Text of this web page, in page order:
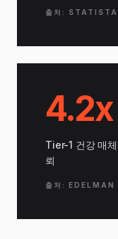
출처: STATISTA
4.2x
Tier-1 건강 매
뢰
출처: